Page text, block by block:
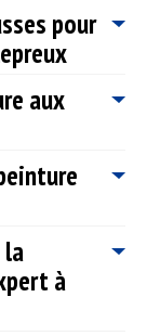
pour
et d’autre
anti mousse
les produits
Ces produits de
de l’effet de
les infiltrations,
effectuer des
78450,
aux
pour
Villepreux.
; nous sommes
et besoins
conscient, que
c’est-à-
de faire
vos travaux
demande des
Pour
la
à